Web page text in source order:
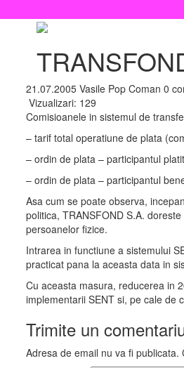
21.07.2005 Vasile Pop Coman 0
Vizualizari: 129
Comisioanele in sistemul de
– tarif total operatiune de plata
– ordin de plata – participantul
– ordin de plata – participantul
Asa cum se poate observa,
politica, TRANSFOND S.A.
persoanelor fizice.
Intrarea in functiune a sistemului
practicat pana la aceasta data in
Cu aceasta masura, reducerea in
implementarii SENT si, pe cale de
Trimite un
Adresa de email nu va fi publicata.